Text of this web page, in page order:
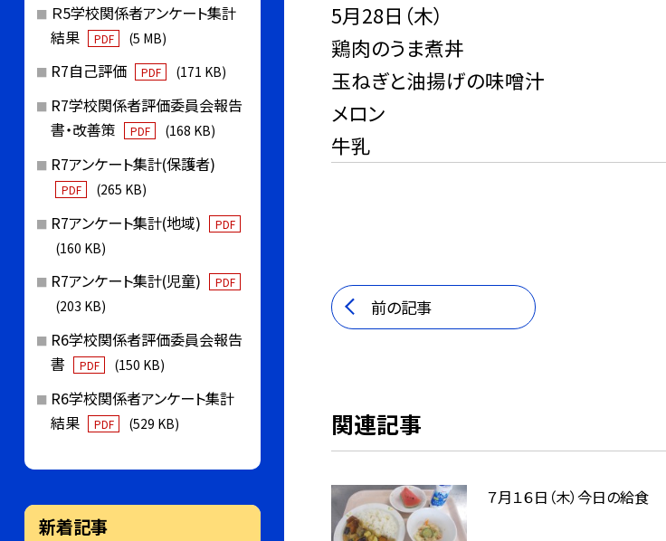
5月28日（木）
鶏肉のうま煮丼
玉ねぎと油揚げの味噌汁
メロン
牛乳
前の記事
関連記事
７月１６日（木）今日の給食
Ｒ5学校関係者アンケート集計
結果
PDF (5 MB)
R7自己評価 PDF (171 KB)
R7学校関係者評価委員会報告
書・改善策
PDF (168 KB)
R7アンケート集計(保護者)
PDF (265 KB)
R7アンケート集計(地域) PDF
(160 KB)
R7アンケート集計(児童) PDF
(203 KB)
R6学校関係者評価委員会報告
書
PDF (150 KB)
R6学校関係者アンケート集計
結果
PDF (529 KB)
新着記事